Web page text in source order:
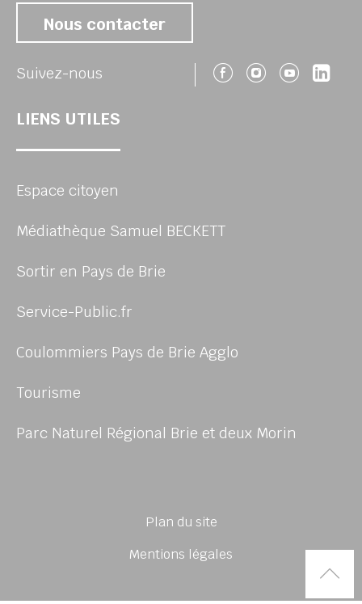
Nous contacter
Suivez-nous Suivez-nous
Suivez-
LIENS UTILES
Espace citoyen
Médiathèque Samuel BECKETT
Sortir en Pays de Brie
Service-Public.fr
Coulommiers Pays de Brie Agglo
Tourisme
Parc Naturel Régional Brie et deux Morin
Plan du site
Mentions légales